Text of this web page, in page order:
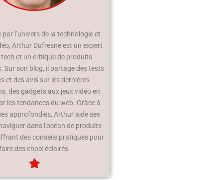
par l’univers de la technologie et
Arthur Dufresne est un expert
et un critique de produits
Sur son blog, il partage des tests
et des avis sur les dernières
des gadgets aux jeux vidéo en
les tendances du web. Grâce à
approfondies, Arthur aide ses
dans l’océan de produits
des conseils pratiques pour
des choix éclairés.